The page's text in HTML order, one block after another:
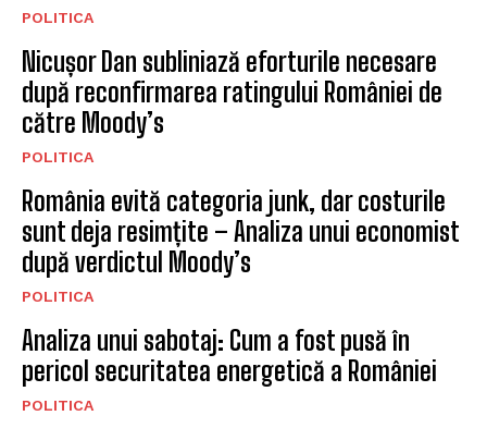
POLITICA
Nicușor Dan subliniază eforturile necesare
după reconfirmarea ratingului României de
către Moody’s
POLITICA
România evită categoria junk, dar costurile
sunt deja resimțite – Analiza unui economist
după verdictul Moody’s
POLITICA
Analiza unui sabotaj: Cum a fost pusă în
pericol securitatea energetică a României
POLITICA